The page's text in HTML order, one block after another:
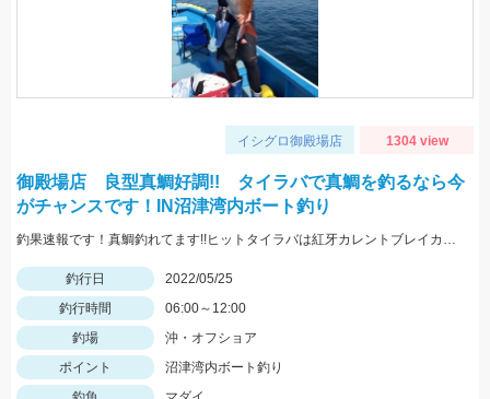
イシグロ御殿場店 1304 view
御殿場店 良型真鯛好調!! タイラバで真鯛を釣るなら今
がチャンスです！IN沼津湾内ボート釣り
釣果速報です！真鯛釣れてます!!ヒットタイラバは紅牙カレントブレイカー「ギャルピンク」
釣行日
2022/05/25
釣行時間
06:00～12:00
釣場
沖・オフショア
ポイント
沼津湾内ボート釣り